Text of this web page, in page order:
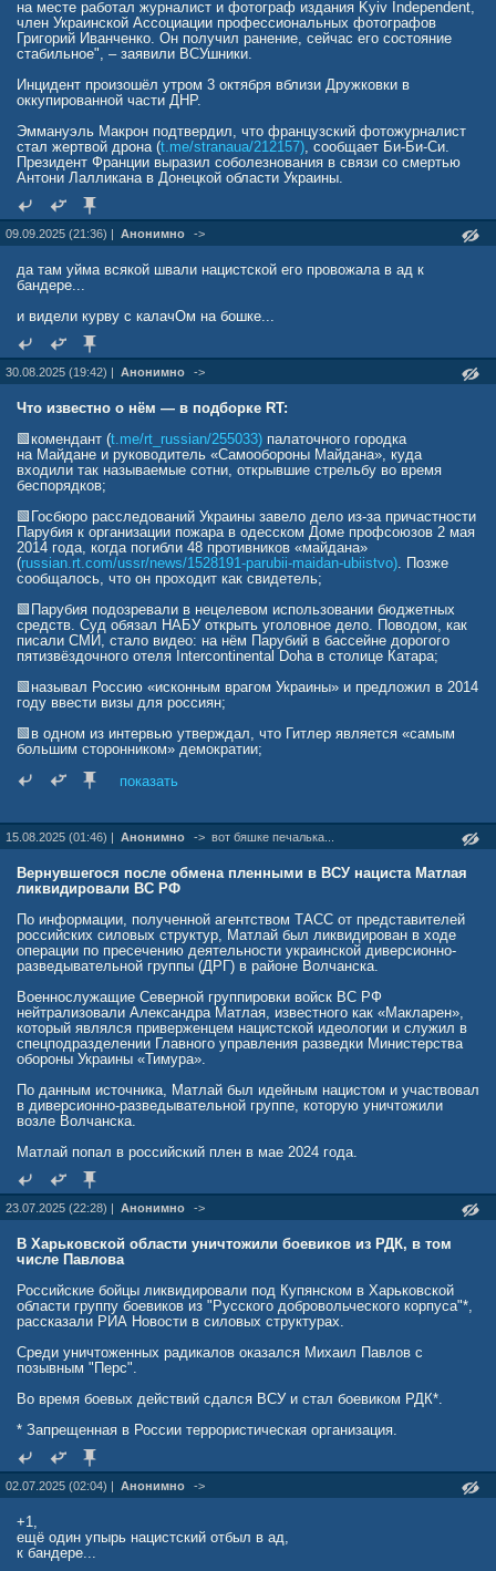
на месте работал журналист и фотограф издания Kyiv Independent,
член Украинской Ассоциации профессиональных фотографов
Григорий Иванченко. Он получил ранение, сейчас его состояние
стабильное", – заявили ВСУшники.
Инцидент произошёл утром 3 октября вблизи Дружковки в
оккупированной части ДНР.
Эммануэль Макрон подтвердил, что французский фотожурналист
стал жертвой дрона (t.me/stranaua/212157), сообщает Би-Би-Си.
Президент Франции выразил соболезнования в связи со смертью
Антони Лалликана в Донецкой области Украины.
09.09.2025 (21:36) | Анонимно ->
да там уйма всякой швали нацистской его провожала в ад к
бандере...
и видели курву с калачОм на бошке...
30.08.2025 (19:42) | Анонимно ->
Что известно о нём — в подборке RT:
🟩комендант (t.me/rt_russian/255033) палаточного городка
на Майдане и руководитель «Самообороны Майдана», куда
входили так называемые сотни, открывшие стрельбу во время
беспорядков;
🟩Госбюро расследований Украины завело дело из-за причастности
Парубия к организации пожара в одесском Доме профсоюзов 2 мая
2014 года, когда погибли 48 противников «майдана»
(russian.rt.com/ussr/news/1528191-parubii-maidan-ubiistvo). Позже
сообщалось, что он проходит как свидетель;
🟩Парубия подозревали в нецелевом использовании бюджетных
средств. Суд обязал НАБУ открыть уголовное дело. Поводом, как
писали СМИ, стало видео: на нём Парубий в бассейне дорогого
пятизвёздочного отеля Intercontinental Doha в столице Катара;
🟩называл Россию «исконным врагом Украины» и предложил в 2014
году ввести визы для россиян;
🟩в одном из интервью утверждал, что Гитлер является «самым
большим сторонником» демократии;
🟩заявлял, что священники канонической УПЦ якобы убивали
словах не нашли;
и выступал за введение антироссийских санкций;
причастности к массовым убийствам в Донбассе в 2014-м;
🟩в 2014-м возглавил Совет национальной безопасности и обороны
Украины, но несколько месяцев спустя подал в отставку.
президентом Порошенко. В 2016—2019 годах занимал должность
спикера Верховной рады.
🟩 Подписаться на RT: ТГ (t.me/+ELcA6UUZf0w3Y2Uy)| Зеркало
(t.me/+l_Ri4dv_r_g1YTIy)| MAX (
показать
15.08.2025 (01:46) | Анонимно -> вот бяшке печалька...
Вернувшегося после обмена пленными в ВСУ нациста Матлая
ликвидировали ВС РФ
По информации, полученной агентством ТАСС от представителей
российских силовых структур, Матлай был ликвидирован в ходе
операции по пресечению деятельности украинской диверсионно-
разведывательной группы (ДРГ) в районе Волчанска.
Военнослужащие Северной группировки войск ВС РФ
нейтрализовали Александра Матлая, известного как «Макларен»,
который являлся приверженцем нацистской идеологии и служил в
спецподразделении Главного управления разведки Министерства
обороны Украины «Тимура».
По данным источника, Матлай был идейным нацистом и участвовал
в диверсионно-разведывательной группе, которую уничтожили
возле Волчанска.
Матлай попал в российский плен в мае 2024 года.
23.07.2025 (22:28) | Анонимно ->
В Харьковской области уничтожили боевиков из РДК, в том
числе Павлова
Российские бойцы ликвидировали под Купянском в Харьковской
области группу боевиков из "Русского добровольческого корпуса"*,
рассказали РИА Новости в силовых структурах.
Среди уничтоженных радикалов оказался Михаил Павлов с
позывным "Перс".
Во время боевых действий сдался ВСУ и стал боевиком РДК*.
* Запрещенная в России террористическая организация.
02.07.2025 (02:04) | Анонимно ->
+1,
ещё один упырь нацистский отбыл в ад,
к бандере...